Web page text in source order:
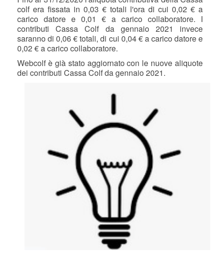
colf era fissata in 0,03 € totali l'ora di cui 0,02 € a
carico datore e 0,01 € a carico collaboratore. I
contributi Cassa Colf da gennaio 2021 invece
saranno di 0,06 € totali, di cui 0,04 € a carico datore e
0,02 € a carico collaboratore.
Webcolf è già stato aggiornato con le nuove aliquote
dei contributi Cassa Colf da gennaio 2021.